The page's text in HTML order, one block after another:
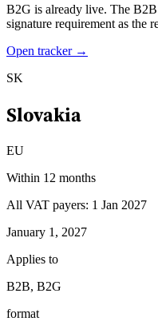
B2G is already live. The
signature requirement as the
Open tracker →
SK
Slovakia
EU
Within 12 months
All VAT payers: 1 Jan 2027
January 1, 2027
Applies to
B2B, B2G
format